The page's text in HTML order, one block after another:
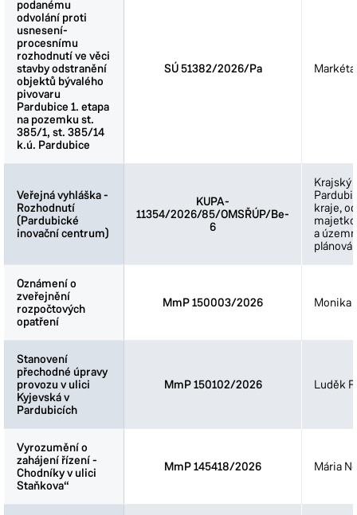
podanému
odvolání proti
usnesení-
procesnímu
rozhodnutí ve věci
stavby odstranění
objektů bývalého
pivovaru
Pardubice 1. etapa
na pozemku st.
385/1, st. 385/14
k.ú. Pardubice
SÚ 51382/2026/Pa
Veřejná vyhláška -
Rozhodnutí
(Pardubické
inovační centrum)
KUPA-
11354/2026/85/OMSŘÚP/Be-
6
Krajský
kraje,
a
Oznámení o
zveřejnění
rozpočtových
opatření
MmP 150003/2026 Monika
Stanovení
přechodné úpravy
provozu v ulici
Kyjevská v
Pardubicích
MmP 150102/2026 Luděk
Vyrozumění o
zahájení řízení -
Chodníky v ulici
Staňkova“
MmP 145418/2026 Mária
podanému
odvolání proti
usnesení-
procesnímu
rozhodnutí ve věci
stavby odstranění
objektů bývalého
pivovaru
Pardubice 1. etapa
na pozemku st.
385/1, st. 385/14
k.ú. Pardubice
Veřejná vyhláška -
Rozhodnutí
(Pardubické
inovační centrum)
Oznámení o
zveřejnění
rozpočtových
opatření
Stanovení
přechodné úpravy
provozu v ulici
Kyjevská v
Pardubicích
Vyrozumění o
zahájení řízení -
Chodníky v ulici
Staňkova“